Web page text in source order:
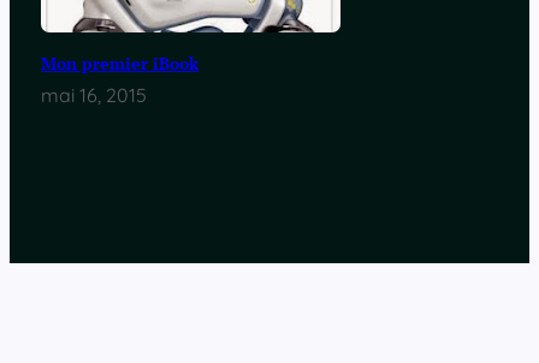
Mon premier iBook
mai 16, 2015